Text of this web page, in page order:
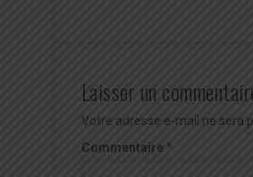
Laisser un
Votre adresse e-mail ne sera
Commentaire*